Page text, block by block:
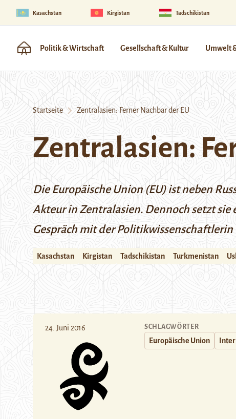
Kasachstan Kirgistan Tadschikistan
Politik & Wirtschaft Gesellschaft & Kultur Umwelt
Startseite Zentralasien: Ferner Nachbar der EU
Zentralasien:
Die Europäische Union (EU) ist neben
Akteur in Zentralasien. Dennoch setzt
Gespräch mit der Politikwissenschaftlerin
Kasachstan Kirgistan Tadschikistan Turkmenistan
24. Juni 2016 SCHLAGWÖRTER
Europäische Union